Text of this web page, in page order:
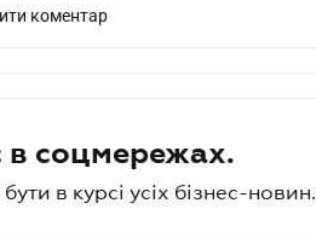
коментар
в соцмережах.
в курсі усіх бізнес-новин.